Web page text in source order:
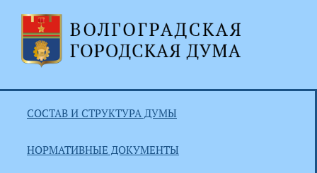
СОСТАВ И СТРУКТУРА ДУМЫ
НОРМАТИВНЫЕ ДОКУМЕНТЫ